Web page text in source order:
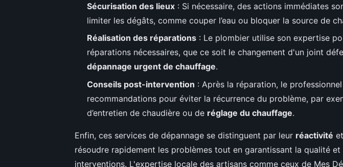
Sécurisation des lieux : Si nécessaire, des actions immédiates
limiter les dégâts, comme couper l’eau ou bloquer la source de
Réalisation des réparations : Le plombier utilise son expertise
réparations nécessaires, que ce soit le changement d'un joint
dépannage urgent de chauffage.
Conseils post-intervention : Après la réparation, le
recommandations pour éviter la récurrence du problème, par
d’entretien de chaudière ou de réglage du chauffage.
Enfin, ces services de dépannage se distinguent par leur réactivité
résoudre rapidement les problèmes tout en garantissant la qualité
interventions. L'expertise locale des artisans comme ceux de Mes